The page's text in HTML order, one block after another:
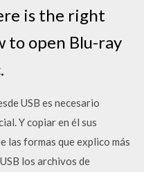
is the right
to open Blu-ray
USB es necesario
Y copiar en él sus
las formas que explico más
los archivos de